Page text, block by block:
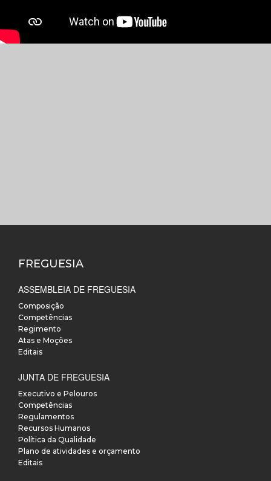
FREGUESIA
ASSEMBLEIA DE FREGUESIA
Composição
Competências
Regimento
Atas e Moções
Editais
JUNTA DE FREGUESIA
Executivo e Pelouros
Competências
Regulamentos
Recursos Humanos
Política da Qualidade
Plano de atividades e orçamento
Editais